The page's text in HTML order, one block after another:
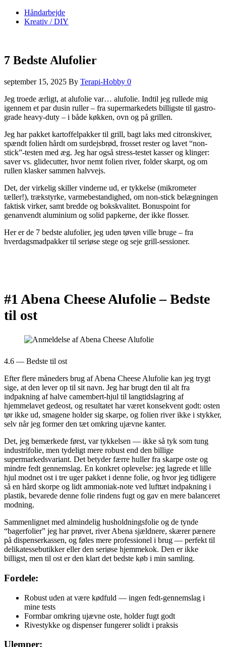
Håndarbejde
Kreativ / DIY
7 Bedste Alufolier
september 15, 2025 By Terapi-Hobby 0
Jeg troede ærligt, at alufolie var… alufolie. Indtil jeg rullede mig
igennem et par dusin ruller – fra supermarkedets billigste til gastro-
grade heavy-duty – i både køkken, ovn og på grillen.
Jeg har pakket kartoffelpakker til grill, bagt laks med citronskiver,
spændt folien hårdt om surdejsbrød, frosset rester og lavet “non-
stick”-testen med æg. Jeg har også stress-testet kasser og klinger:
saver vs. glidecutter, hvor nemt folien river, folder skarpt, og om
rullen klasker sammen halvvejs.
Det, der virkelig skiller vinderne ud, er tykkelse (mikrometer
tæller!), trækstyrke, varmebestandighed, om non-stick belægningen
faktisk virker, samt bredde og bokskvalitet. Bonuspoint for
genanvendt aluminium og solid papkerne, der ikke flosser.
Her er de 7 bedste alufolier, jeg uden tøven ville bruge – fra
hverdagsmadpakker til seriøse stege og seje grill-sessioner.
#1 Abena Cheese Alufolie –Bedste
til ost
4.6 — Bedste til ost
Efter flere måneders brug af Abena Cheese Alufolie kan jeg trygt
sige, at den lever op til sit navn. Jeg har brugt den til alt fra
indpakning af halve camembert-hjul til langtidslagring af
hjemmelavet gedeost, og resultatet har været konsekvent godt: osten
tør ikke ud, smagene holder sig skarpe, og folien river ikke i stykker,
selv når jeg former den tæt omkring ujævne kanter.
Det, jeg bemærkede først, var tykkelsen — ikke så tyk som tung
industrifolie, men tydeligt mere robust end den billige
supermarkedsvariant. Det betyder færre huller fra skarpe oste og
mindre fedt gennemslag. En konkret oplevelse: jeg lagrede et lille
hjul modnet ost i tre uger pakket i denne folie, og hvor jeg tidligere
så en hård skorpe og lidt ammoniak-note ved lufttæt indpakning i
plastik, bevarede denne folie rindens fugt og gav en mere balanceret
modning.
Sammenlignet med almindelig husholdningsfolie og de tynde
“bagerfolier” jeg har prøvet, river Abena sjældnere, skærer pænere
på dispenserkassen, og føles mere professionel i brug — perfekt til
delikatessebutikker eller den seriøse hjemmekok. Den er ikke
billigst, men til ost er den klart det bedste køb i min samling.
Fordele:
Robust uden at være kødfuld — ingen fedt-gennemslag i
mine tests
Formbar omkring ujævne oste, holder fugt godt
Rivestykke og dispenser fungerer solidt i praksis
Ulemper: